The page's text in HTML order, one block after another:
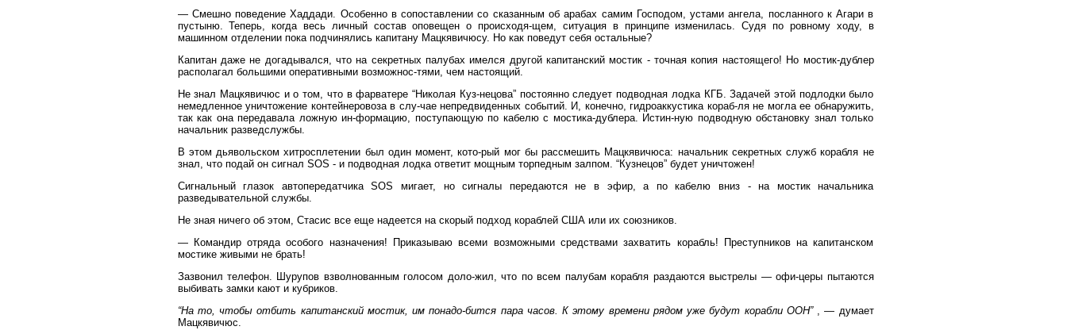
— Смешно поведение Хаддади. Особенно в сопоставлении со сказанным об арабах самим Господом, устами ангела, посланного к Агари в
пустыню. Теперь, когда весь личный состав оповещен о происходя-щем, ситуация в принципе изменилась. Судя по ровному ходу, в
машинном отделении пока подчинялись капитану Мацкявичюсу. Но как поведут себя остальные?
Капитан даже не догадывался, что на секретных палубах имелся другой капитанский мостик - точная копия настоящего! Но мостик-дублер
располагал большими оперативными возможнос-тями, чем настоящий.
Не знал Мацкявичюс и о том, что в фарватере “Николая Куз-нецова” постоянно следует подводная лодка КГБ. Задачей этой подлодки было
немедленное уничтожение контейнеровоза в слу-чае непредвиденных событий. И, конечно, гидроаккустика кораб-ля не могла ее обнаружить,
так как она передавала ложную ин-формацию, поступающую по кабелю с мостика-дублера. Истин-ную подводную обстановку знал только
начальник разведслужбы.
В этом дьявольском хитросплетении был один момент, кото-рый мог бы рассмешить Мацкявичюса: начальник секретных служб корабля не
знал, что подай он сигнал SOS - и подводная лодка ответит мощным торпедным залпом. “Кузнецов” будет уничтожен!
Сигнальный глазок автопередатчика SOS мигает, но сигналы передаются не в эфир, а по кабелю вниз - на мостик начальника
разведывательной службы.
Не зная ничего об этом, Стасис все еще надеется на скорый подход кораблей США или их союзников.
— Командир отряда особого назначения! Приказываю всеми возможными средствами захватить корабль! Преступников на капитанском
мостике живыми не брать!
Зазвонил телефон. Шурупов взволнованным голосом доло-жил, что по всем палубам корабля раздаются выстрелы — офи-церы пытаются
выбивать замки кают и кубриков.
“На то, чтобы отбить капитанский мостик, им понадо-бится пара часов. К этому времени рядом уже будут корабли ООН”, — думает
Мацкявичюс.